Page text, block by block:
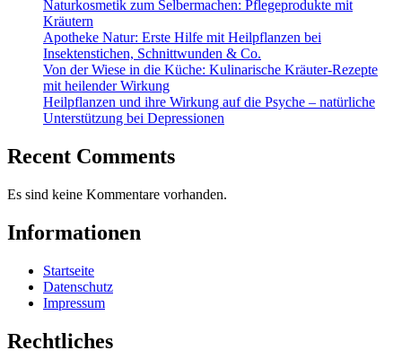
Naturkosmetik zum Selbermachen: Pflegeprodukte mit
Kräutern
Apotheke Natur: Erste Hilfe mit Heilpflanzen bei
Insektenstichen, Schnittwunden & Co.
Von der Wiese in die Küche: Kulinarische Kräuter-Rezepte
mit heilender Wirkung
Heilpflanzen und ihre Wirkung auf die Psyche – natürliche
Unterstützung bei Depressionen
Recent Comments
Es sind keine Kommentare vorhanden.
Informationen
Startseite
Datenschutz
Impressum
Rechtliches